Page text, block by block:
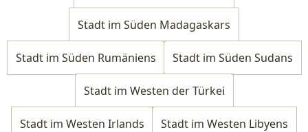
Stadt im Süden Madagaskars
Stadt im Süden Rumäniens Stadt im Süden Sudans
Stadt im Westen der Türkei
Stadt im Westen Irlands Stadt im Westen Libyens